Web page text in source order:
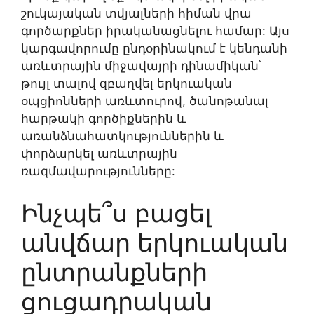
շուկայական տվյալների հիման վրա
գործարքներ իրականացնելու համար: Այս
կարգավորումը ընդօրինակում է կենդանի
առևտրային միջավայրի դինամիկան՝
թույլ տալով զբաղվել երկուական
օպցիոնների առևտուրով, ծանոթանալ
հարթակի գործիքներին և
առանձնահատկություններին և
փորձարկել առևտրային
ռազմավարությունները:
Ինչպե՞ս բացել
անվճար երկուական
ընտրանքների
ցուցադրական